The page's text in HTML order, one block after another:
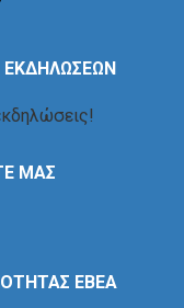
ΜΑΣ
ΕΒΕΑ